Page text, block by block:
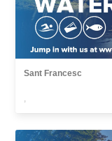
Sant Francesc
,